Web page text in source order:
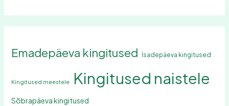
Emadepäeva kingitused Isadepäeva kingitused
Kingitused meestele Kingitused naistele
Sõbrapäeva kingitused